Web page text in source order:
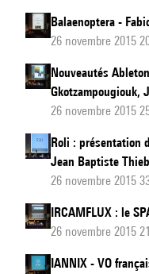
VO
français
Balaenoptera -
26 novembre 2015
Nouveautés
Gkotzampougiouk,
26 novembre 2015
Roli : présentation
Jean Baptiste
26 novembre 2015
IRCAMFLUX : le
26 novembre 2015
IANNIX - VO